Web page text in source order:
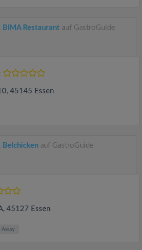
BIMA Restaurant auf GastroGuide
, 45145 Essen
Belchicken auf GastroGuide
, 45127 Essen
Away